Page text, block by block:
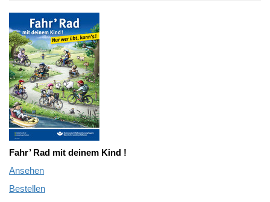
Fahr’ Rad mit deinem Kind !
Ansehen
Bestellen